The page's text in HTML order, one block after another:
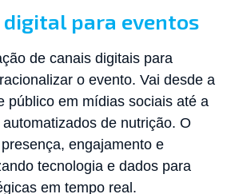
para eventos
de canais digitais para
o evento. Vai desde a
público em mídias sociais até a
de nutrição. O
engajamento e
tecnologia e dados para
em tempo real.